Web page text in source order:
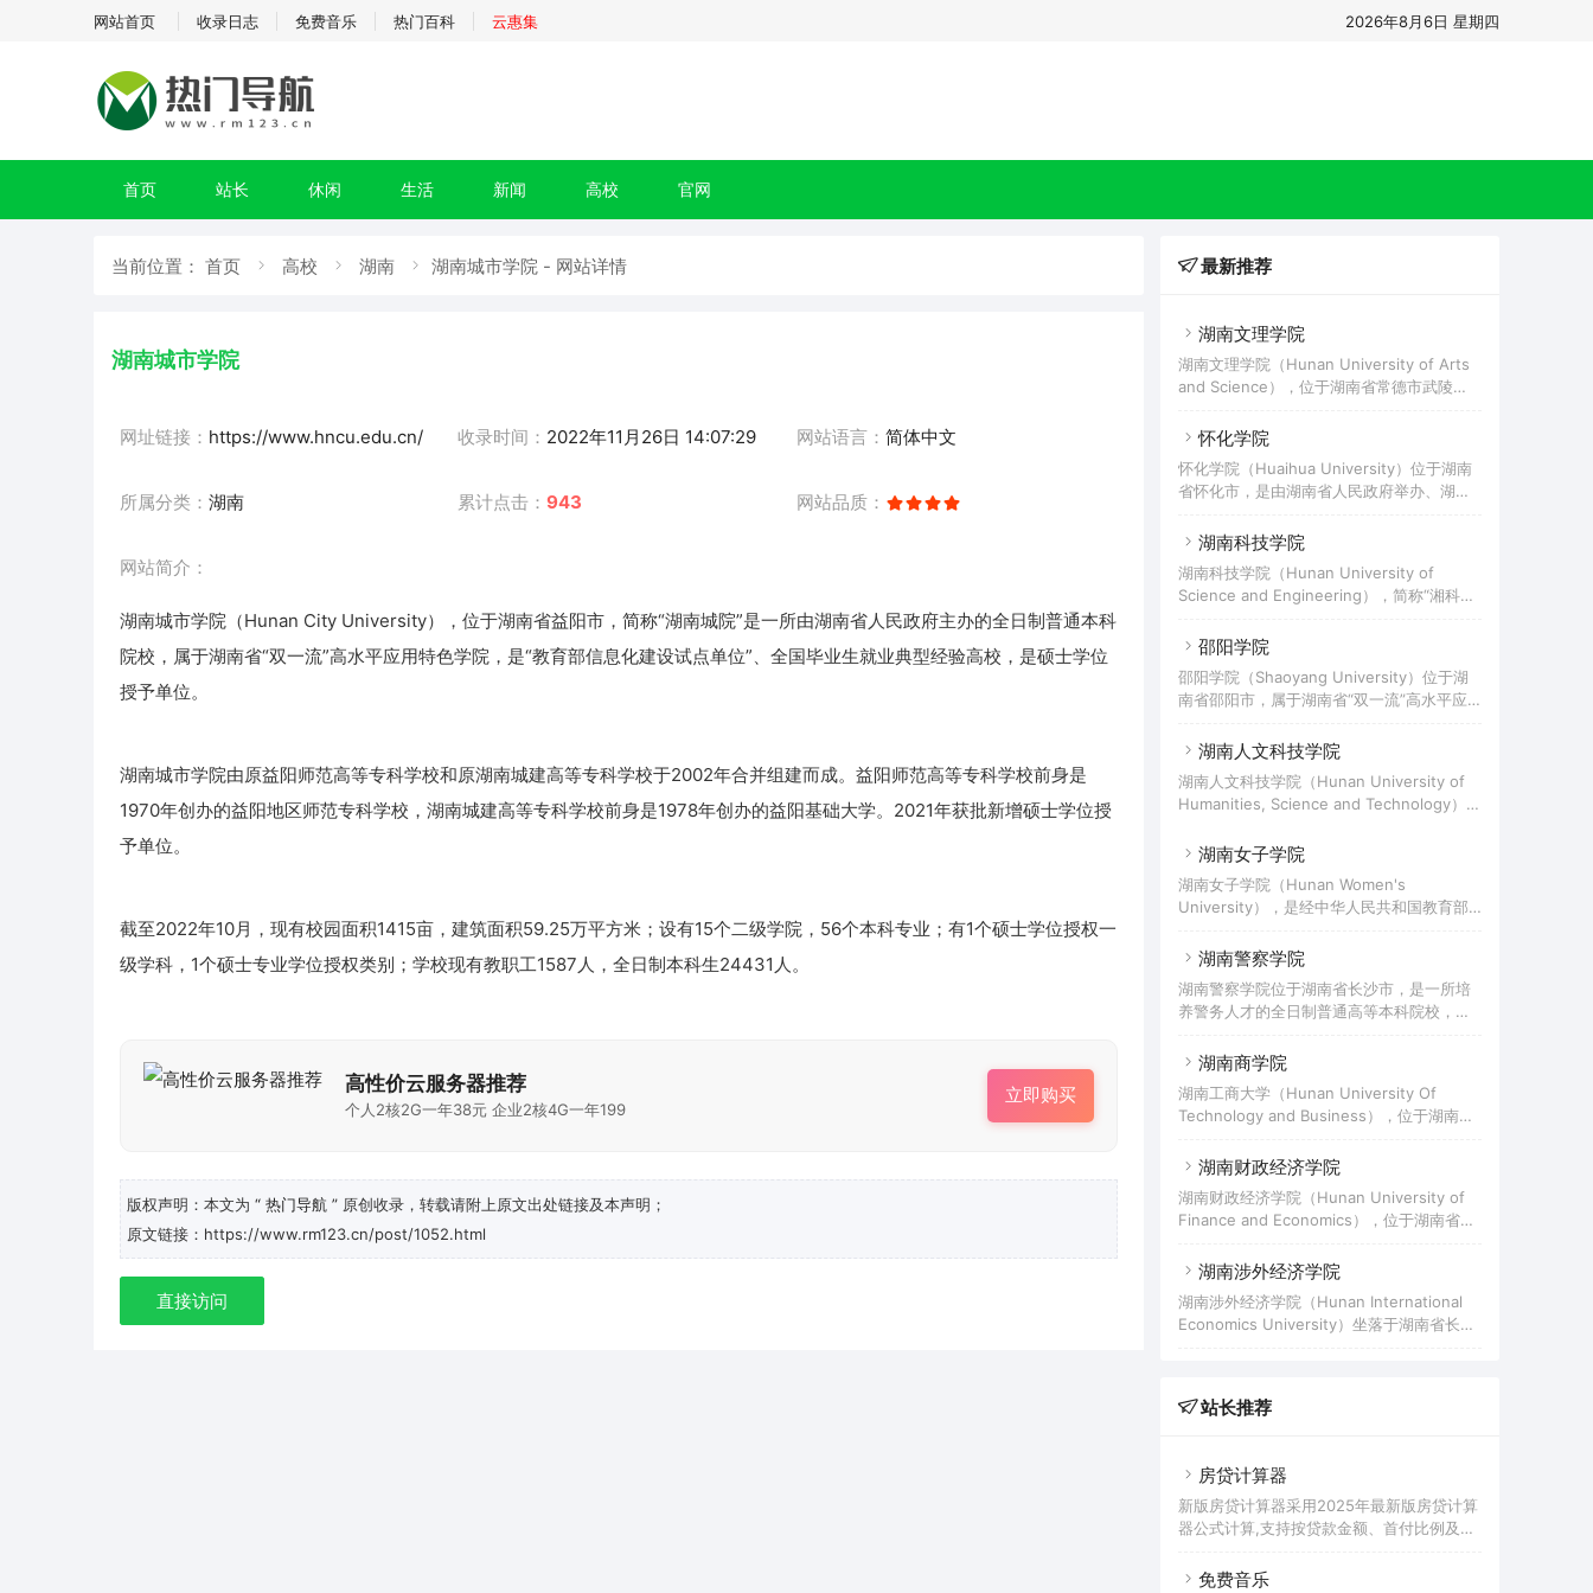
网站首页 收录日志 免费音乐 热门百科 云惠集 2026年8月6日 星期四
首页 站长 休闲 生活 新闻 高校 官网
当前位置： 首页 高校 湖南 湖南城市学院 - 网站详情
湖南城市学院
网址链接： https://www.hncu.edu.cn/ 收录时间： 2022年11月26日 14:07:29 网站语言： 简体中文
所属分类： 湖南 累计点击：943 网站品质：
网站简介：
湖南城市学院（Hunan City University），位于湖南省益阳市，简称“湖南城院”是一所由湖南省人民政府主办的全日制普通本科
院校，属于湖南省“双一流”高水平应用特色学院，是“教育部信息化建设试点单位”、全国毕业生就业典型经验高校，是硕士学位
授予单位。
湖南城市学院由原益阳师范高等专科学校和原湖南城建高等专科学校于2002年合并组建而成。益阳师范高等专科学校前身是
1970年创办的益阳地区师范专科学校，湖南城建高等专科学校前身是1978年创办的益阳基础大学。2021年获批新增硕士学位授
予单位。
截至2022年10月，现有校园面积1415亩，建筑面积59.25万平方米；设有15个二级学院，56个本科专业；有1个硕士学位授权一
级学科，1个硕士专业学位授权类别；学校现有教职工1587人，全日制本科生24431人。
高性价云服务器推荐
个人2核2G一年38元 企业2核4G一年199
立即购买
版权声明：本文为 “ 热门导航 ” 原创收录，转载请附上原文出处链接及本声明；
原文链接：https://www.rm123.cn/post/1052.html
直接访问
最新推荐
湖南文理学院
湖南文理学院（Hunan University of Arts
and Science），位于湖南省常德市武陵
市共建的全日制普通高等学校，属于湖南省
2011计划”，是国家“十三五”应用型本科产教
融合发展工程规划高校，国家大学生文化素
始于1958年建立的常德师范高等专科学校，
先后汇聚了常德高等专科学校、湖南农学院
常德分院、常德教育学院、常德市城乡建设
怀化学院
怀化学院（Huaihua University）位于湖南
省怀化市，是由湖南省人民政府举办、湖南
南农业大学对口支援。 怀化学院前身为1958
专科学校、怀化师范高等专科学校等阶段；
2002年，学校升格为全日制普通本科院校，
权；2021年获批硕士学位授予立项建设单
位。截至2022年4月，怀化学院有两个校
区，占地1158亩，建筑面积54万平方米；有
湖南科技学院
湖南科技学院（Hunan University of
Science and Engineering），简称“湘科院
理学、工学、文学、法学、经济学、管理
日制普通本科院校，属综合性应用型本科院
校，曾被业界誉为“全国师范教育改革的旗
入选学校。湖南科技学院办学始于1941年，
前身为湖南省立第七师范学校，后历经零陵
师范学校、零陵师范学院等时期；1971年创
邵阳学院
邵阳学院（Shaoyang University）位于湖
南省邵阳市，属于湖南省“双一流”高水平应
实践项目，是国家“卓越医生教育培养计划”
学校创建于1958年，前身是邵阳师范专科学
校，2002年与邵阳高等专科学校合并升格为
硕士学位招生权（服务国家特殊需求人才培
养项目）；2018年7月，学校新增为湖南省
硕士学位授予单位立项建设单位（第三
里坪、
湖南人文科技学院
湖南人文科技学院（Hunan University of
Humanities, Science and Technology）是
省“双一流”高水平应用特色学院，是教育部
学位研究生教育试点高校。湖南人文科技学
院始于1978年创立的娄底师范学校，后来随
准，学校升格并更名为湖南人文科技学院，
成为一所全日制本科普通高校；2010年经国
务院学位委员会批准，学校取得硕士学位授
湖南女子学院
湖南女子学院（Hunan Women's
University），是经中华人民共和国教育部
中国成立后第一所公办全日制女子普通高
之一，全国妇联与湖南省人民政府共建高
校，是世界女子教育联盟成员、中国女子高
员。 湖南女子学院前身为创办于1985年的湖
南女子职业大学，2010年3月经教育部批准
升格为全日制普通本科院校，更名为湖南女
盟。
湖南警察学院
湖南警察学院位于湖南省长沙市，是一所培
养警务人才的全日制普通高等本科院校，是
战训练湖南基地。学校前身为1949年9月成
经历了湖南省公安干部学校、湖南省政法干
部学校、湖南省公安学校、湖南省人民警察
科学校等阶段，历经更名、调整和合并等演
进和发展，2010年3月，经教育部批准组建
湖南警察学院。据2021年7月学校官网显
25.31万平方米，教学科研仪器
湖南商学院
湖南工商大学（Hunan University Of
Technology and Business），位于湖南省
盖经、管、工、理、法、文、艺等学科的省
属全日制普通高等学校，入选湖南省2011计
划、“十三五”应用型本科产教融合发展工
程、湖南省国内一流学科建设高校，是教育
位授予立项建设单位、中国首批深化创新创
业教育改革示范高校、全国高校实践育人创
新创业基地、全国创新创业典型经验50强高
湖南财政经济学院
湖南财政经济学院（Hunan University of
Finance and Economics），位于湖南省长
院校，是“大数据国家标准优秀试点单位”、
教育部“教育电子政务试点工程单位”。学院
起始于1933年创办的厚生会计讲习所，1942
年，厚生会计讲习所改名为湖南私立厚生会
南厚生会计学校，由私立改为公办。此后，
相继更名为湖南省财政学校、湖南省财贸学
湖南涉外经济学院
湖南涉外经济学院（Hunan International
Economics University）坐落于湖南省长沙
院。2005年，经国家教育部和湖南省人民政
方米，建筑面积48.53万平方米；有教职工
1278人，全日制在校生约2.8万人；设有10
个二级学院，开设49个本科专业，14个高职
站长推荐
房贷计算器
新版房贷计算器采用2025年最新版房贷计算
器公式计算,支持按贷款金额、首付比例及按
能房贷计算器,同时支持商业贷款计算器及公
免费音乐